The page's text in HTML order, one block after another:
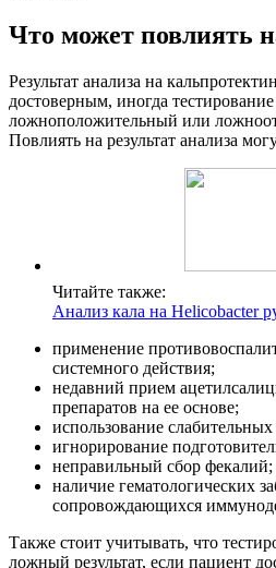
Что может повлиять
Результат анализа на
достоверным, иногда
ложноположительный или
Повлиять на результат анализа
Читайте также:
Анализ кала на Helicobacter
применение
системного действия;
недавний прием
препаратов на ее основе;
использование слабительных
игнорирование
неправильный сбор фекалий;
наличие гематологических
сопровождающихся
Также стоит учитывать, что
ложный результат, если пациент